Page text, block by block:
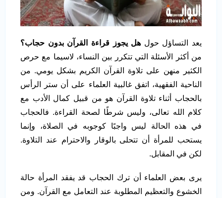
يعد التساؤل حول هل يجوز قراءة القرآن بدون حجاب؟
من أكثر الأسئلة التي تتكرر بين النساء، لاسيما مع حرص
الكثير منهن على تلاوة القرآن الكريم بشكل يومي. من
الناحية الفقهية، اتفق غالبية العلماء على أن ستر الرأس
بالحجاب أثناء تلاوة القرآن هو من قبيل كمال الأدب مع
كلام الله تعالى، وليس شرطًا لصحة القراءة. فالحجاب
في هذه الحالة ليس واجبًا كوجوبه في الصلاة، وإنما
يستحب للمرأة أن تتحلى بالوقار والاحترام عند التلاوة.
لكن في المقابل.
يرى بعض العلماء أن ترك الحجاب قد يفقد المرأة حالة
الخشوع والتعظيم المطلوبة عند التعامل مع القرآن. ومن